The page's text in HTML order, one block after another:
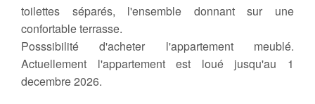
toilettes séparés, l'ensemble donnant sur une
confortable terrasse.
Posssibilité d'acheter l'appartement meublé.
Actuellement l'appartement est loué jusqu'au 1
decembre 2026.